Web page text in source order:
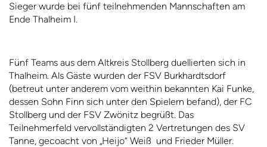
Sieger wurde bei fünf teilnehmenden Mannschaften am
Ende Thalheim I.
Fünf Teams aus dem Altkreis Stollberg duellierten sich in
Thalheim. Als Gäste wurden der FSV Burkhardtsdorf
(betreut unter anderem vom weithin bekannten Kai Funke,
dessen Sohn Finn sich unter den Spielern befand), der FC
Stollberg und der FSV Zwönitz begrüßt. Das
Teilnehmerfeld vervollständigten 2 Vertretungen des SV
Tanne, gecoacht von „Heijo“ Weiß und Frieder Müller.